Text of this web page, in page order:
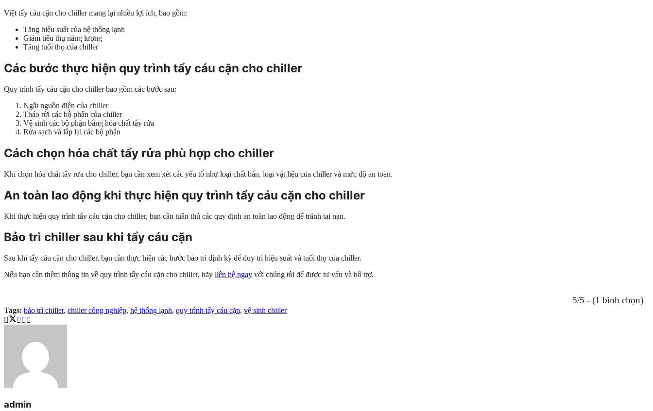
Việt tẩy cáu cặn cho chiller mang lại nhiều lợi ích, bao gồm:
Tăng hiệu suất của hệ thống lạnh
Giảm tiêu thụ năng lượng
Tăng tuổi thọ của chiller
Các bước thực hiện quy trình tẩy cáu cặn cho chiller
Quy trình tẩy cáu cặn cho chiller bao gồm các bước sau:
Ngắt nguồn điện của chiller
Tháo rời các bộ phận của chiller
Vệ sinh các bộ phận bằng hóa chất tẩy rửa
Rửa sạch và lắp lại các bộ phận
Cách chọn hóa chất tẩy rửa phù hợp cho chiller
Khi chọn hóa chất tẩy rửa cho chiller, bạn cần xem xét các yếu tố như loại chất bẩn, loại vật liệu của chiller và mức độ an toàn.
An toàn lao động khi thực hiện quy trình tẩy cáu cặn cho chiller
Khi thực hiện quy trình tẩy cáu cặn cho chiller, bạn cần tuân thủ các quy định an toàn lao động để tránh tai nạn.
Bảo trì chiller sau khi tẩy cáu cặn
Sau khi tẩy cáu cặn cho chiller, bạn cần thực hiện các bước bảo trì định kỳ để duy trì hiệu suất và tuổi thọ của chiller.
Nếu bạn cần thêm thông tin về quy trình tẩy cáu cặn cho chiller, hãy liên hệ ngay với chúng tôi để được tư vấn và hỗ trợ.
5/5 - (1 bình chọn)
Tags: bảo trì chiller, chiller công nghiệp, hệ thống lạnh, quy trình tẩy cáu cặn, vệ sinh chiller
admin